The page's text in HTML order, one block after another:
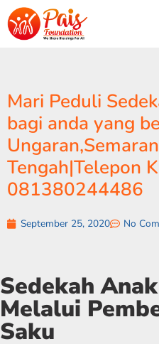
Mari Peduli
bagi anda yang
Tengah|Telepon
081380244486
September 25, 2020 No
Sedekah
Melalui
Saku